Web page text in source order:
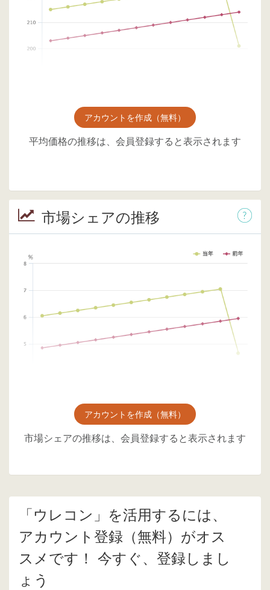
アカウントを作成（無料）
平均価格の推移は、会員登録すると表示されます
市場シェアの推移
アカウントを作成（無料）
市場シェアの推移は、会員登録すると表示されます
「ウレコン」を活用するには、
アカウント登録（無料）がオス
スメです！ 今すぐ、登録しまし
ょう